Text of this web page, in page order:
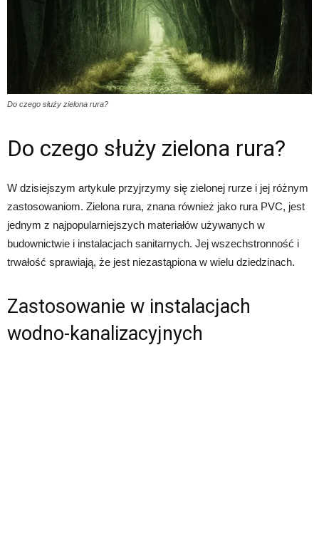
Do czego służy zielona rura?
Do czego służy zielona rura?
W dzisiejszym artykule przyjrzymy się zielonej rurze i jej różnym
zastosowaniom. Zielona rura, znana również jako rura PVC, jest
jednym z najpopularniejszych materiałów używanych w
budownictwie i instalacjach sanitarnych. Jej wszechstronność i
trwałość sprawiają, że jest niezastąpiona w wielu dziedzinach.
Zastosowanie w instalacjach
wodno-kanalizacyjnych